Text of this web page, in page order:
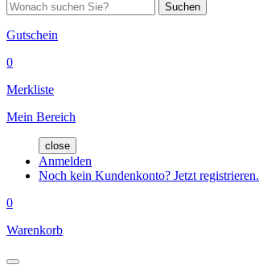
Suchen
Gutschein
0
Merkliste
Mein Bereich
close
Anmelden
Noch kein Kundenkonto? Jetzt registrieren.
0
Warenkorb